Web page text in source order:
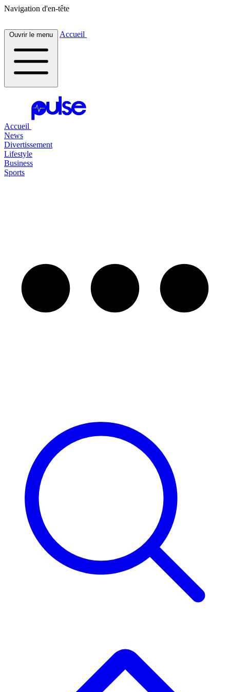
Navigation d'en-tête
Ouvrir le menu Accueil
Accueil
News
Divertissement
Lifestyle
Business
Sports